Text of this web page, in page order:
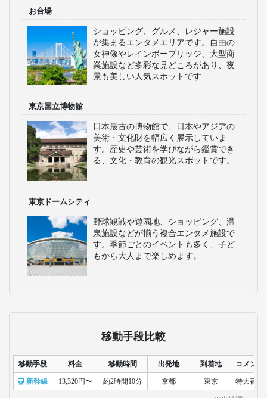
お台場
ショッピング、グルメ、レジャー施設
が集まるエンタメエリアです。自由の
女神像やレインボーブリッジ、大型商
業施設など多彩な見どころがあり、夜
景も美しい人気スポットです
東京国立博物館
日本最古の博物館で、日本やアジアの
美術・文化財を幅広く展示していま
す。歴史や芸術を学びながら鑑賞でき
る、文化・教育の観光スポットです。
東京ドームシティ
野球観戦や遊園地、ショッピング、温
泉施設などが揃う複合エンタメ施設で
す。季節ごとのイベントも多く、子ど
もから大人まで楽しめます。
移動手段比較
移動手段 料金 移動時間 出発地 到着地 コメント
新幹線 13,320円〜 約2時間10分 京都 東京 特大荷物